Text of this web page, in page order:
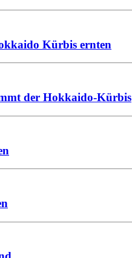
Kürbis ernten
der Hokkaido-Kürbis